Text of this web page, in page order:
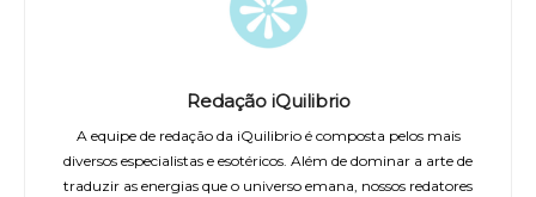
Redação iQuilibrio
A equipe de redação da iQuilibrio é composta pelos mais
diversos especialistas e esotéricos. Além de dominar a arte de
traduzir as energias que o universo emana, nossos redatores